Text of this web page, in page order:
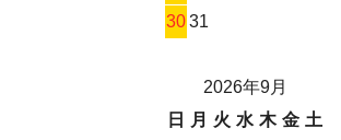
3031
2026年9月
日
月 火 水 木 金 土